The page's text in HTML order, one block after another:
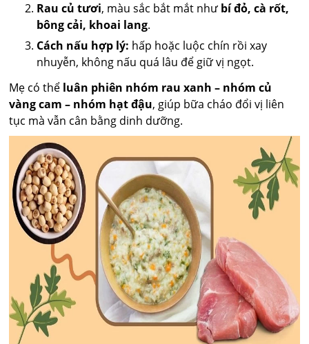
Rau củ tươi, màu sắc bắt mắt như bí đỏ, cà rốt,
bông cải, khoai lang.
Cách nấu hợp lý: hấp hoặc luộc chín rồi xay
nhuyễn, không nấu quá lâu để giữ vị ngọt.
Mẹ có thể luân phiên nhóm rau xanh – nhóm củ
vàng cam – nhóm hạt đậu, giúp bữa cháo đổi vị liên
tục mà vẫn cân bằng dinh dưỡng.